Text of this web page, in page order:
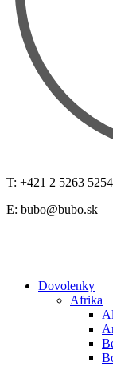
T: +421 2 5263 5254
E: bubo@bubo.sk
Dovolenky
Afrika